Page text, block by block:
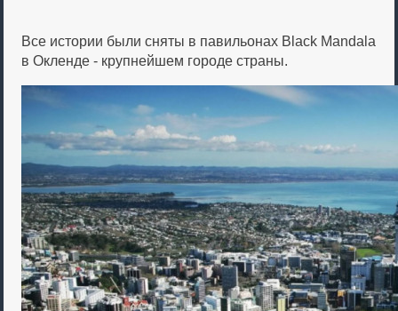
Все истории были сняты в павильонах Black Mandala
в Окленде - крупнейшем городе страны.